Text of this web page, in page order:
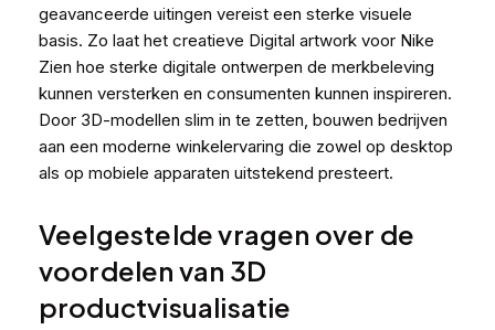
geavanceerde uitingen vereist een sterke visuele
basis. Zo laat het creatieve Digital artwork voor Nike
Zien hoe sterke digitale ontwerpen de merkbeleving
kunnen versterken en consumenten kunnen inspireren.
Door 3D-modellen slim in te zetten, bouwen bedrijven
aan een moderne winkelervaring die zowel op desktop
als op mobiele apparaten uitstekend presteert.
Veelgestelde vragen over de
voordelen van 3D
productvisualisatie